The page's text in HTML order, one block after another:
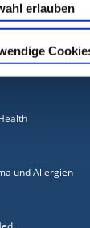
erlauben
und Allergien